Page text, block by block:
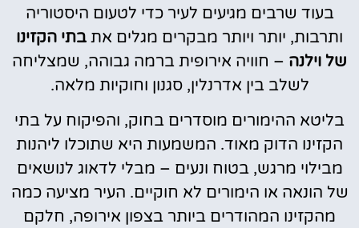
בעוד שרבים מגיעים לעיר כדי לטעום היסטוריה
ותרבות, יותר ויותר מבקרים מגלים את בתי הקזינו
של וילנה – חוויה אירופית ברמה גבוהה, שמצליחה
לשלב בין אדרנלין, סגנון וחוקיות מלאה.
בליטא ההימורים מוסדרים בחוק, והפיקוח על בתי
הקזינו הדוק מאוד. המשמעות היא שתוכלו ליהנות
מבילוי מרגש, בטוח ונעים – מבלי לדאוג לנושאים
של הונאה או הימורים לא חוקיים. העיר מציעה כמה
מהקזינו המהודרים ביותר בצפון אירופה, חלקם